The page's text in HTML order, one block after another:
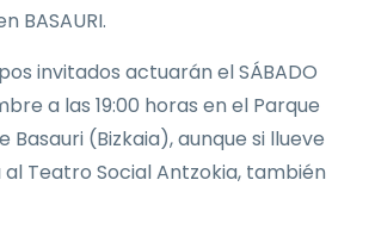
BASAURI.
invitados actuarán el SÁBADO
a las 19:00 horas en el Parque
Basauri (Bizkaia), aunque si llueve
Teatro Social Antzokia, también